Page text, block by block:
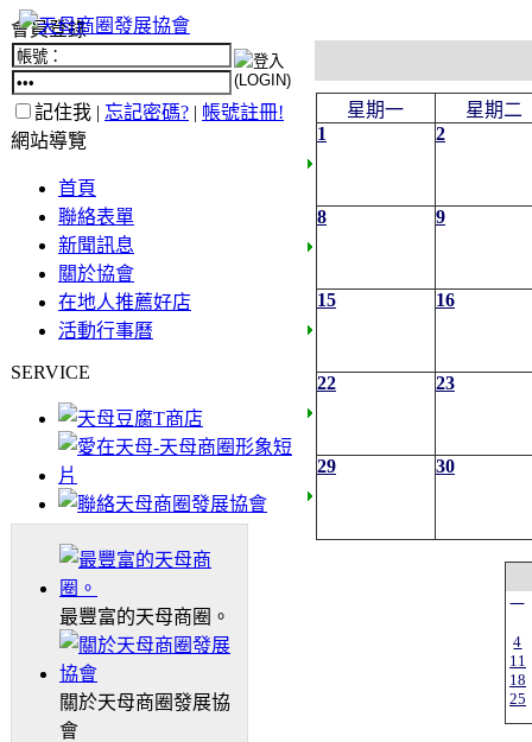
會員登錄
記住我 | 忘記密碼? | 帳號註冊!
網站導覽
首頁
聯絡表單
新聞訊息
關於協會
在地人推薦好店
活動行事曆
SERVICE
最豐富的天母商圈。
關於天母商圈發展協
會
星期一
星期二
1
2
8 9
15 16
22 23
29 30
一
4
11
18
25